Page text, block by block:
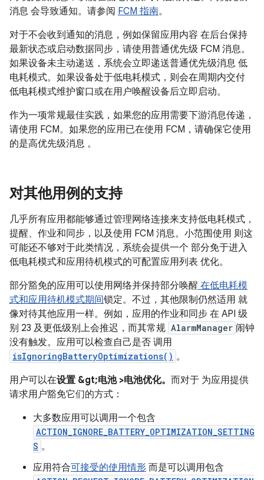
消息 会导致通知。请参阅 FCM 指南。
对于不会收到通知的消息，例如保留应用内容 在后台保持
最新状态或启动数据同步，请使用普通优先级 FCM 消息。
如果设备未主动递送，系统会立即递送普通优先级消息 低
电耗模式。如果设备处于低电耗模式，则会在周期内交付
低电耗模式维护窗口或在用户唤醒设备后立即启动。
作为一项常规最佳实践，如果您的应用需要下游消息传递，
请使用 FCM。如果您的应用已在使用 FCM，请确保它使用
的是高优先级消息 。
对其他用例的支持
几乎所有应用都能够通过管理网络连接来支持低电耗模式，
提醒、作业和同步，以及使用 FCM 消息。小范围使用 则这
可能还不够对于此类情况，系统会提供一个 部分免于进入
低电耗模式和应用待机模式的可配置应用列表 优化。
部分豁免的应用可以使用网络并保持部分唤醒 在低电耗模
式和应用待机模式期间锁定。不过，其他限制仍然适用 就
像对待其他应用一样。例如，应用的作业和同步 在 API 级
别 23 及更低级别上会推迟，而其常规 AlarmManager 闹钟
没有触发。应用可以检查自己是否 调用
isIgnoringBatteryOptimizations() 。
用户可以在设置 &gt;电池 >电池优化。 而对于 为应用提供
请求用户豁免它们的方式：
大多数应用可以调用一个包含
ACTION_IGNORE_BATTERY_OPTIMIZATION_SETTING
S 。
应用符合可接受的使用情形 而是可以调用包含